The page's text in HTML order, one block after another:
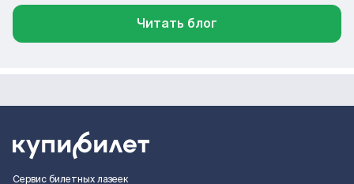
Читать блог
Сервис билетных лазеек